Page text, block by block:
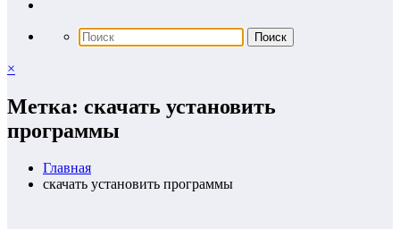
×
Метка: скачать установить
программы
Главная
скачать установить программы